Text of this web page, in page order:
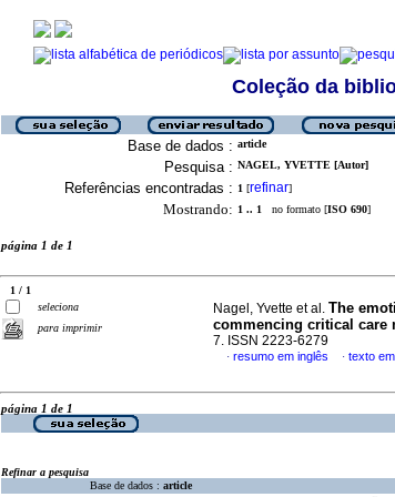
Coleção da
Base de dados : article
Pesquisa : NAGEL, YVETTE [Autor]
Referências encontradas : 1 [refinar]
Mostrando: 1 .. 1 no formato [ISO 690]
página 1 de 1
1 / 1
seleciona
para imprimir
Nagel, Yvette et al. The
commencing critical care
7. ISSN 2223-6279
· resumo em inglês · texto
página 1 de 1
Refinar a pesquisa
Base de dados : article